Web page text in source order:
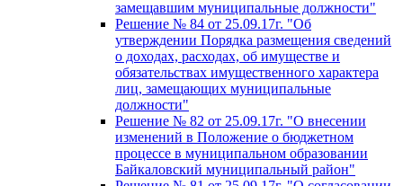
замещавшим муниципальные должности"
Решение № 84 от 25.09.17г. "Об
утверждении Порядка размещения сведений
о доходах, расходах, об имуществе и
обязательствах имущественного характера
лиц, замещающих муниципальные
должности"
Решение № 82 от 25.09.17г. "О внесении
изменений в Положение о бюджетном
процессе в муниципальном образовании
Байкаловский муниципальный район"